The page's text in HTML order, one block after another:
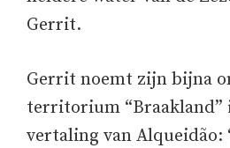
Gerrit.
Gerrit noemt zijn bijna
territorium “Braakland”
vertaling van Alqueidão: